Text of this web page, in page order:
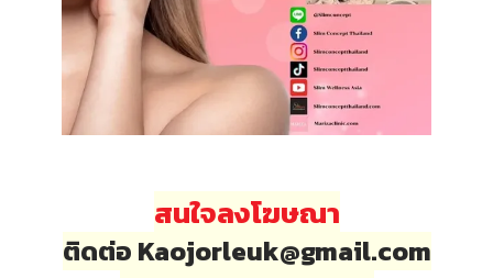
สนใจลงโฆษณา
ติดต่อ Kaojorleuk@gmail.com